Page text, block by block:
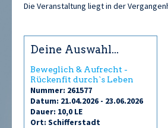
Die Veranstaltung liegt in der
Deine Auswahl...
Beweglich & Aufrecht -
Rückenfit durch`s Leben
Nummer: 261577
Datum: 21.04.2026 - 23.06.2026
Dauer: 10,0 LE
Ort: Schifferstadt